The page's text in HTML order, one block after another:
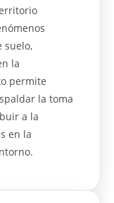
suelo,
la
permite
la toma
a la
en la